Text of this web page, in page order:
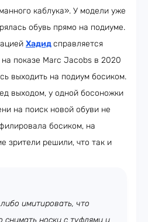
каблука». У модели уже
обувь прямо на подиуме.
Хадидсправляется
показе Marc Jacobs в 2020
выходить на подиум босиком.
выходом, у одной босоножки
на поиск новой обуви не
босиком, на
зрители решили, что так и
имитировать, что
снимать носки с туфлями и